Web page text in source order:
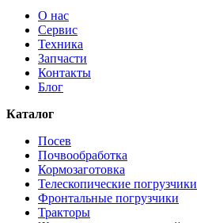
О нас
Сервис
Техника
Запчасти
Контакты
Блог
Каталог
Посев
Почвообработка
Кормозаготовка
Телескопические погрузчики
Фронтальные погрузчики
Тракторы